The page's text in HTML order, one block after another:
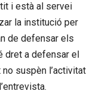
i està al servei
la institució per
de defensar els
dret a defensar el
suspèn l’activitat